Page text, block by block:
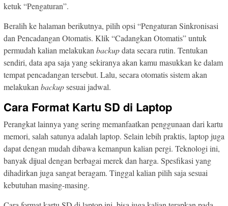
ketuk “Pengaturan”.
Beralih ke halaman berikutnya, pilih opsi “Pengaturan Sinkronisasi
dan Pencadangan Otomatis. Klik “Cadangkan Otomatis” untuk
permudah kalian melakukan backupdata secara rutin. Tentukan
sendiri, data apa saja yang sekiranya akan kamu masukkan ke dalam
tempat pencadangan tersebut. Lalu, secara otomatis sistem akan
melakukan backupsesuai jadwal.
Cara Format Kartu SD di Laptop
Perangkat lainnya yang sering memanfaatkan penggunaan dari kartu
memori, salah satunya adalah laptop. Selain lebih praktis, laptop juga
dapat dengan mudah dibawa kemanpun kalian pergi. Teknologi ini,
banyak dijual dengan berbagai merek dan harga. Spesfikasi yang
dihadirkan juga sangat beragam. Tinggal kalian pilih saja sesuai
kebutuhan masing-masing.